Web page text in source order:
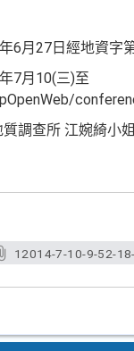
6月27日經地資字
7月10(三)至
調查所 江婉綺小
12014-7-10-9-52-